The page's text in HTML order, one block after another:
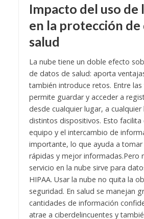
Impacto del uso de
en la protección de
salud
La nube tiene un doble efecto
de datos de salud: aporta
también introduce retos. Entre las
permite guardar y acceder a
desde cualquier lugar, a
distintos dispositivos. Esto facilita
equipo y el intercambio de
importante, lo que ayuda a tomar
rápidas y mejor informadas.Pero
servicio en la nube sirve para
HIPAA. Usar la nube no quita la
seguridad. En salud se manejan
cantidades de información
atrae a ciberdelincuentes y